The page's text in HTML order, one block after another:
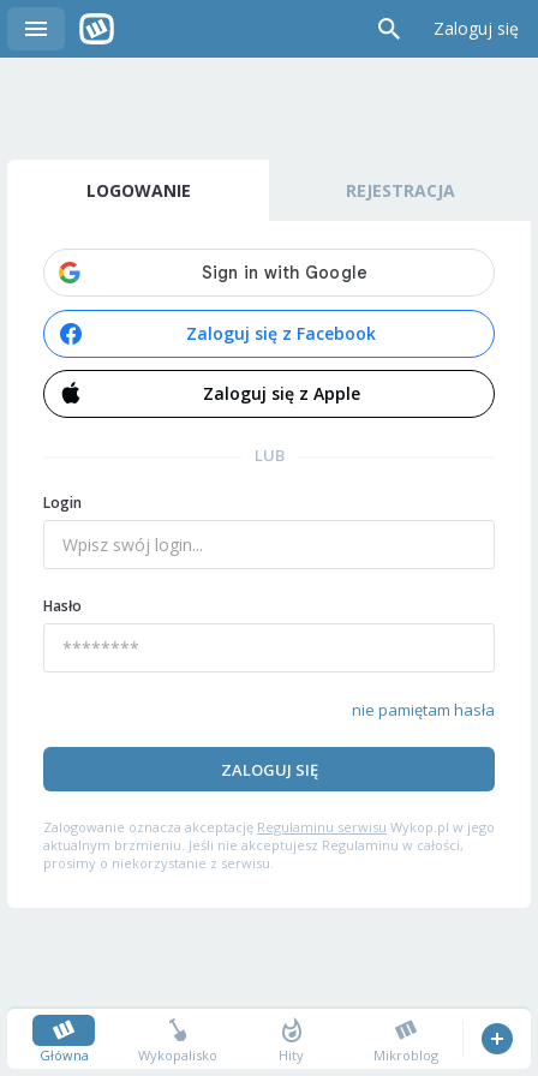
Zaloguj się
LOGOWANIE REJESTRACJA
Zaloguj się z Facebook
Zaloguj się z Apple
LUB
Login
Hasło
nie pamiętam hasła
ZALOGUJ SIĘ
Zalogowanie oznacza akceptację Regulaminu serwisu Wykop.pl w jego
aktualnym brzmieniu. Jeśli nie akceptujesz Regulaminu w całości,
prosimy o niekorzystanie z serwisu.
Główna Wykopalisko Hity Mikroblog